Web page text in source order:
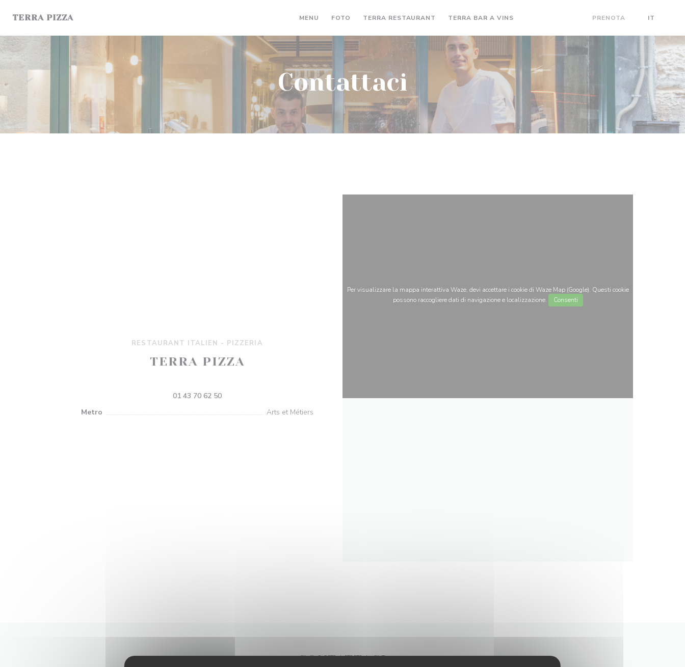
TERRA PIZZA MENU FOTO TERRA RESTAURANT ((APRE UNA NUOVA FINESTRA))
TERRA BAR A VINS((APRE UNA NUOVA FINESTRA))
PRENOTA IT
Contattaci
RESTAURANT ITALIEN - PIZZERIA
TERRA PIZZA
01 43 70 62 50
Metro
Arts et Métiers
Per visualizzare la mappa interattiva Waze, devi accettare i cookie di Waze Map (Google). Questi cookie
possono raccogliere dati di navigazione e localizzazione.
Consenti
CONTATTACI